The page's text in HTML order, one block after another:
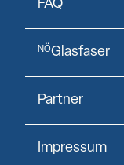
FAQ
NÖGlasfaser
Partner
Impressum